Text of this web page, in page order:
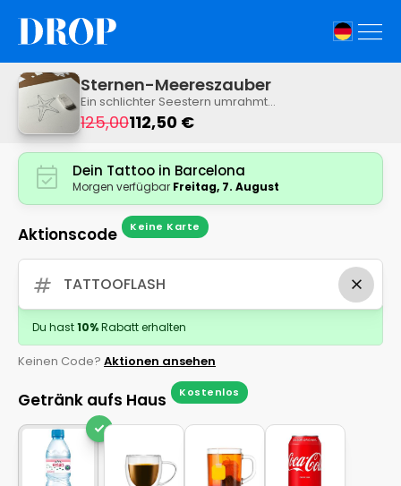
Sternen-Meereszauber
Ein schlichter Seestern umrahmt
einen maritimen Charme auf der
Haut. Dieses minimalistische
Design erinnert an die Ruhe des
Ozeans und die Schönheit seiner
Bewohner.
125,00112,50 €
Dein Tattoo in Barcelona
Morgen verfügbar Freitag, 7. August
Aktionscode Keine Karte
tag
Du hast10%Rabatt erhalten
Keinen Code? Aktionen ansehen
Getränk aufs Haus Kostenlos
check